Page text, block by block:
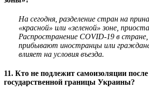
На сегодня, разделение стран на
«красной» или «зеленой» зоне,
Распространение COVID-19 в
прибывают иностранцы или
влияет на условия въезда.
11. Кто не подлежит самоизоляции
государственной границы Украины?